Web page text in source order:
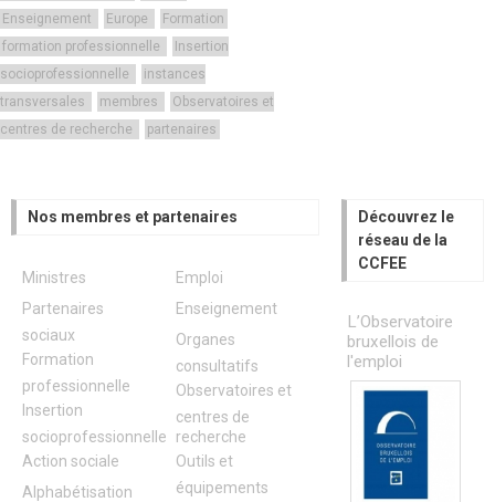
Enseignement
Europe
Formation
formation professionnelle
Insertion
socioprofessionnelle
instances
transversales
membres
Observatoires et
centres de recherche
partenaires
Nos membres et partenaires
Ministres
Partenaires
sociaux
Formation
professionnelle
Insertion
socioprofessionnelle
Action sociale
Alphabétisation
Emploi
Enseignement
Organes
consultatifs
Observatoires et
centres de
recherche
Outils et
équipements
Découvrez le
réseau de la
CCFEE
L’Observatoire
bruxellois de
l'emploi